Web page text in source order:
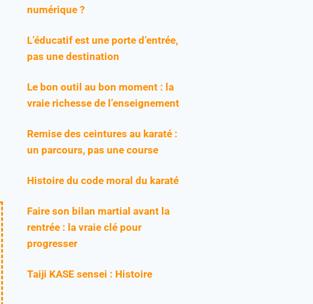
numérique ?
L’éducatif est une porte d’entrée,
pas une destination
Le bon outil au bon moment : la
vraie richesse de l’enseignement
Remise des ceintures au karaté :
un parcours, pas une course
Histoire du code moral du karaté
Faire son bilan martial avant la
rentrée : la vraie clé pour
progresser
Taiji KASE sensei : Histoire